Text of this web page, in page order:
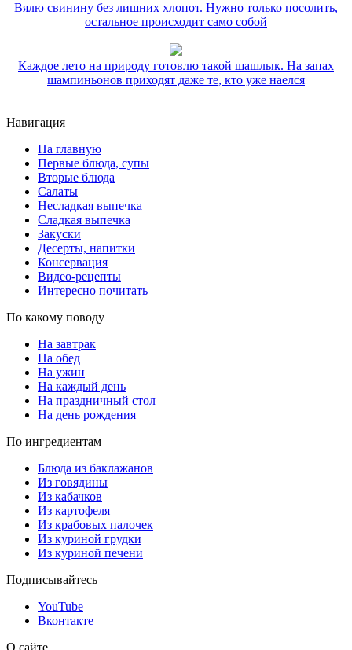
Вялю свинину без лишних хлопот. Нужно только посолить,
остальное происходит само собой
Каждое лето на природу готовлю такой шашлык. На запах
шампиньонов приходят даже те, кто уже наелся
Навигация
На главную
Первые блюда, супы
Вторые блюда
Салаты
Несладкая выпечка
Сладкая выпечка
Закуски
Десерты, напитки
Консервация
Видео-рецепты
Интересно почитать
По какому поводу
На завтрак
На обед
На ужин
На каждый день
На праздничный стол
На день рождения
По ингредиентам
Блюда из баклажанов
Из говядины
Из кабачков
Из картофеля
Из крабовых палочек
Из куриной грудки
Из куриной печени
Подписывайтесь
YouTube
Вконтакте